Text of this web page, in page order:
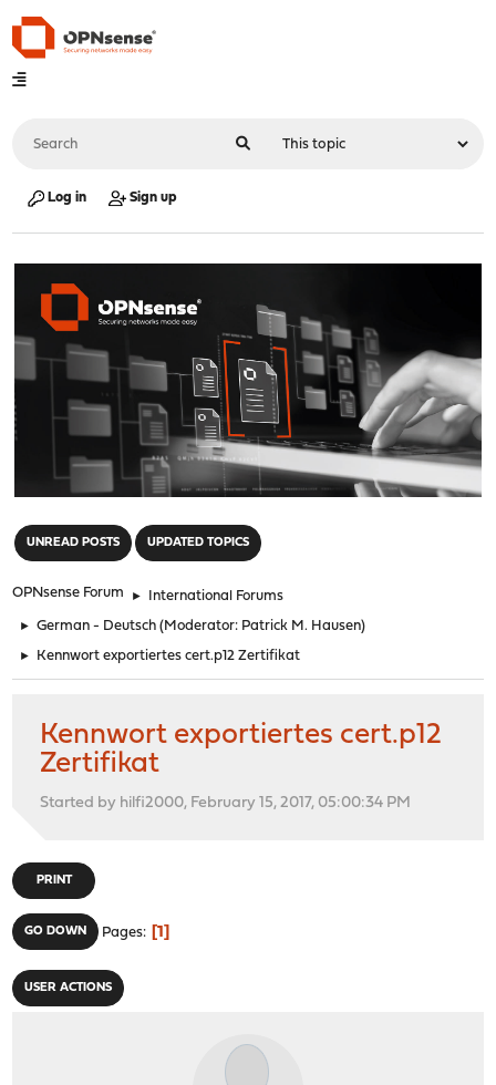
Log in Sign up
UNREAD POSTS UPDATED TOPICS
OPNsense Forum ► International Forums
► German - Deutsch (Moderator: Patrick M. Hausen)
► Kennwort exportiertes cert.p12 Zertifikat
Kennwort exportiertes cert.p12
Zertifikat
Started by hilfi2000, February 15, 2017, 05:00:34 PM
PRINT
GO DOWN Pages 1
USER ACTIONS